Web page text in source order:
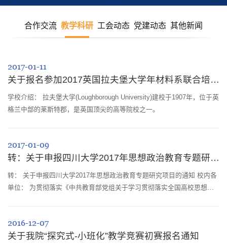
合作交流 教学科研 工会动态 党建动态 其他新闻
2017-01-11
关于报名参加2017英国拉夫堡大学年材料系联合培养项目的通知
学校介绍： 拉夫堡大学(Loughborough University)建校于1907年，位于英
格兰中部的莱斯特郡，是英国顶尖的高等院校之一。
2017-01-09
转：关于申报四川大学2017年思想政治教育专题研究项目的通知
转： 关于申报四川大学2017年思想政治教育专题研究项目的通知 校内各
单位： 为贯彻落实《中共教育部党组关于学习贯彻落实全国高校思想政
2016-12-07
关于我院“探究式-小班化”教学竞赛初赛报名通知